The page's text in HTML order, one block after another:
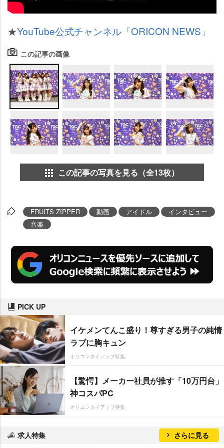
★YouTube公式チャンネル「ORICON NEWS」
この記事の画像
この記事の写真を見る（全13枚）
FRUITS ZIPPER 動画 アイドル
インタビュー
音楽
PICK UP
イケメンてんこ盛り！尊すぎる男子の純情
ラブに胸キュン
オリコンタイアップ特集
【驚愕】メーカー社員が推す「10万円台」
神コスパPC
オリコンタイアップ特集
求人特集 さらに見る